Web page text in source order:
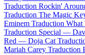
Traduction Rockin'
Traduction The Magic
Eminem Traduction
Traduction Special —
Red — Doja Cat
Mariah Carey Traduction